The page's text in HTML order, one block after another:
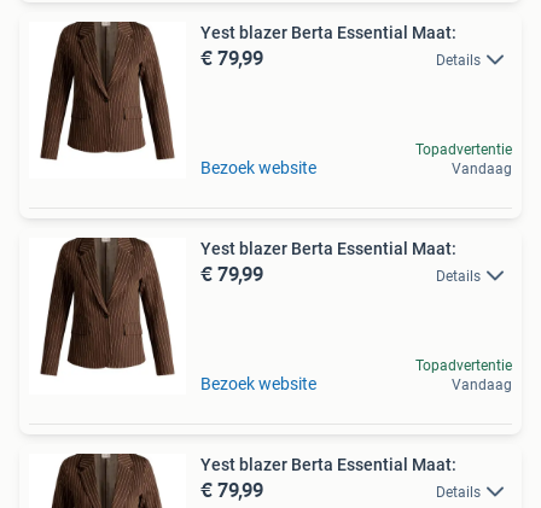
Yest blazer Berta Essential Maat:
€ 79,99 Details
Bezoek website
Topadvertentie
Vandaag
Yest blazer Berta Essential Maat:
€ 79,99 Details
Bezoek website
Topadvertentie
Vandaag
Yest blazer Berta Essential Maat:
€ 79,99 Details